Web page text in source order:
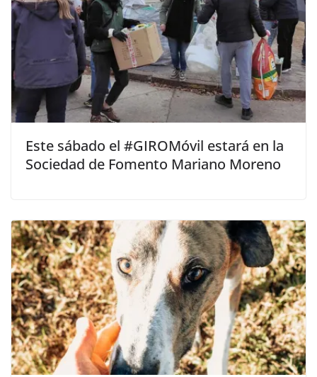
Este sábado el #GIROMóvil estará en la
Sociedad de Fomento Mariano Moreno